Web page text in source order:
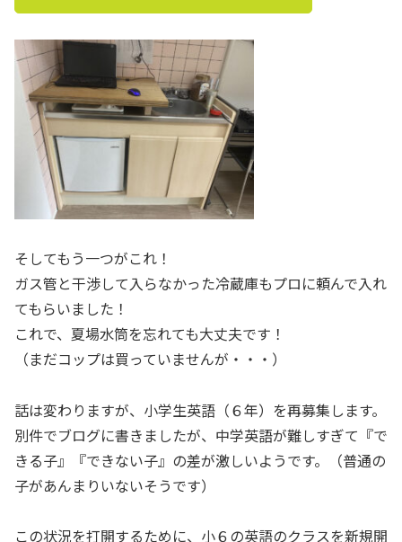
そしてもう一つがこれ！
ガス管と干渉して入らなかった冷蔵庫もプロに頼んで入れ
てもらいました！
これで、夏場水筒を忘れても大丈夫です！
（まだコップは買っていませんが・・・）
話は変わりますが、小学生英語（６年）を再募集します。
別件でブログに書きましたが、中学英語が難しすぎて『で
きる子』『できない子』の差が激しいようです。（普通の
子があんまりいないそうです）
この状況を打開するために、小６の英語のクラスを新規開